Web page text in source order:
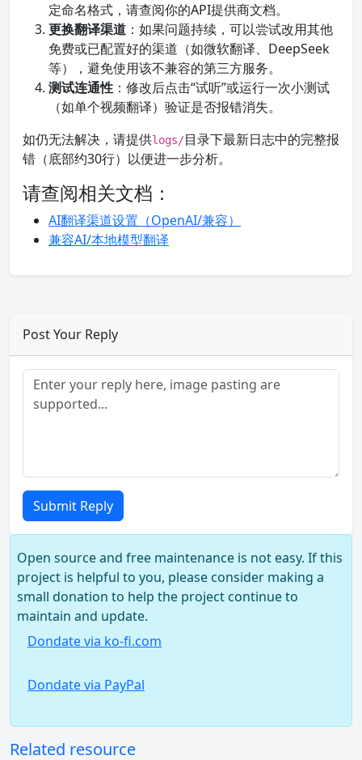
定命名格式，请查阅你的API提供商文档。
更换翻译渠道 ：如果问题持续，可以尝试改用其他
免费或已配置好的渠道（如微软翻译、DeepSeek
等），避免使用该不兼容的第三方服务。
测试连通性 ：修改后点击“试听”或运行一次小测试
（如单个视频翻译）验证是否报错消失。
如仍无法解决，请提供logs/目录下最新日志中的完整报
错（底部约30行）以便进一步分析。
请查阅相关文档：
AI翻译渠道设置（OpenAI/兼容）
兼容AI/本地模型翻译
Post Your Reply
Submit Reply
Open source and free maintenance is not easy. If this
project is helpful to you, please consider making a
small donation to help the project continue to
maintain and update.
Dondate via ko-fi.com
Dondate via PayPal
Related resource